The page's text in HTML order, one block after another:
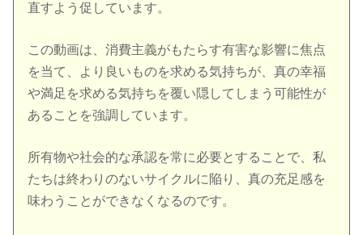
直すよう促しています。
この動画は、消費主義がもたらす有害な影響に焦点
を当て、より良いものを求める気持ちが、真の幸福
や満足を求める気持ちを覆い隠してしまう可能性が
あることを強調しています。
所有物や社会的な承認を常に必要とすることで、私
たちは終わりのないサイクルに陥り、真の充足感を
味わうことができなくなるのです。